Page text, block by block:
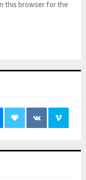
this browser for the